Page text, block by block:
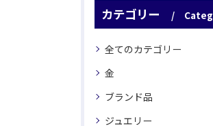
カテゴリー
全てのカテゴリー
金
ブランド品
ジュエリー